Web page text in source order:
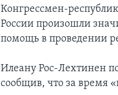
Конгрессмен-
России произошли
помощь в проведении
Илеану Рос-Лехтинен
сообщив, что за время